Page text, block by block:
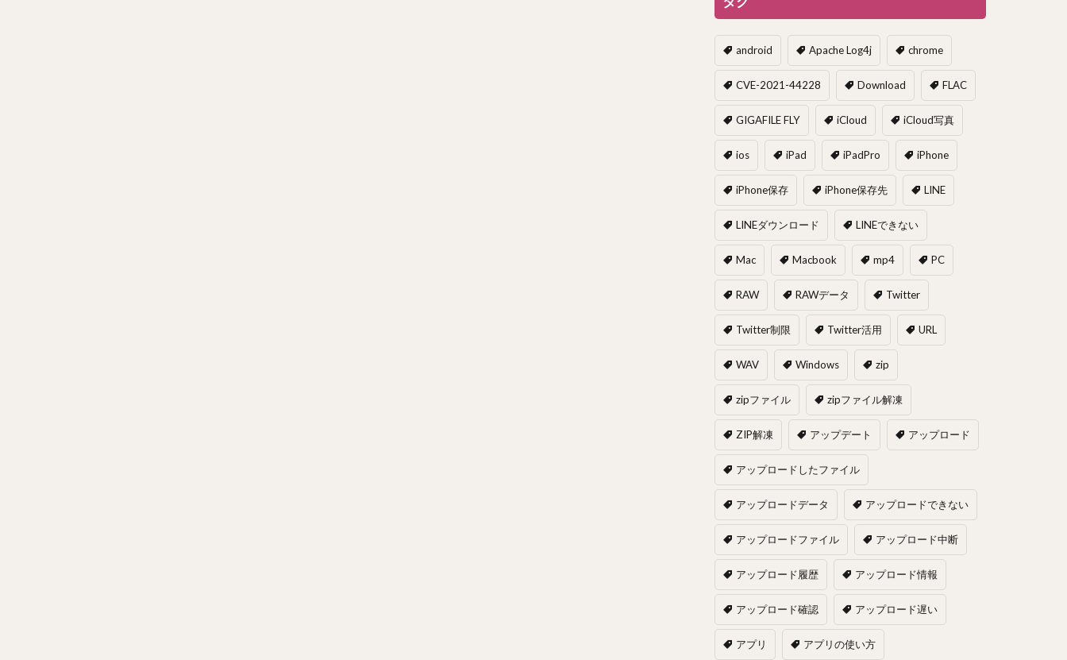
android Apache Log4j chrome
CVE-2021-44228 Download FLAC
GIGAFILE FLY iCloud iCloud写真
ios iPad iPadPro iPhone
iPhone保存 iPhone保存先 LINE
LINEダウンロード LINEできない
Mac Macbook mp4 PC
RAW RAWデータ Twitter
Twitter制限 Twitter活用 URL
WAV Windows zip
zipファイル zipファイル解凍
ZIP解凍 アップデート アップロード
アップロードしたファイル
アップロードデータ アップロードできない
アップロードファイル アップロード中断
アップロード履歴 アップロード情報
アップロード確認 アップロード遅い
アプリ アプリの使い方